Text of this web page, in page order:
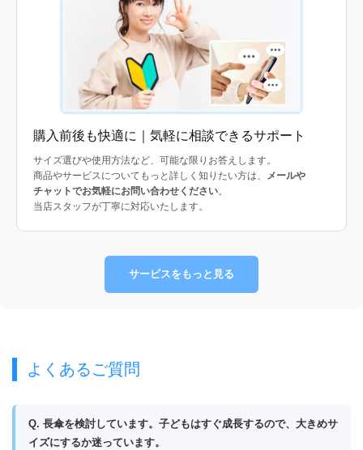
購入前後も快適に｜気軽に相談できるサポート
サイズ選びや使用方法など、可能な限りお答えします。
商品やサービスについてもっと詳しく知りたい方は、
メールや
チャットでお気軽にお問い合わせください。
当店スタッフが丁寧に対応いたします。
サービスをもっと見る
よくあるご質問
Q. 長傘を検討しています。子どもはすぐ成長するので、大きめサ
イズにするか迷っています。